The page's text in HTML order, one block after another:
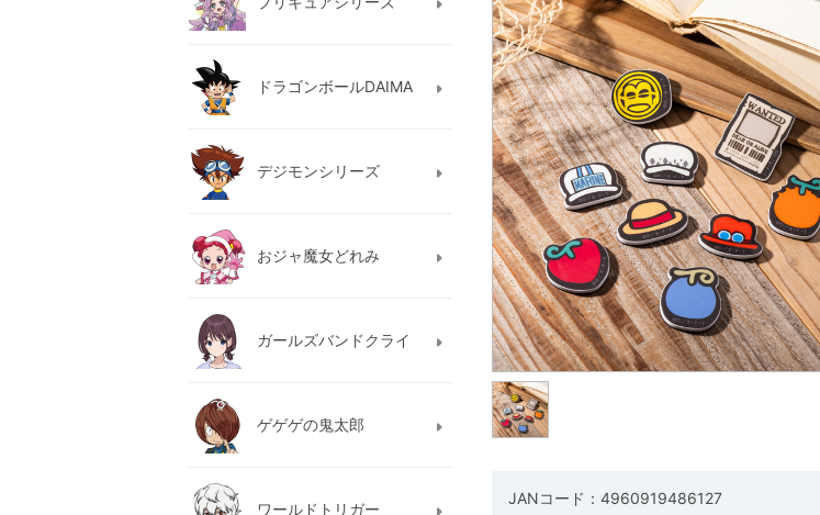
JANコード：4960919486127
ドラゴンボールDAIMA
デジモンシリーズ
おジャ魔女どれみ
ガールズバンドクライ
ゲゲゲの鬼太郎
ワールドトリガー